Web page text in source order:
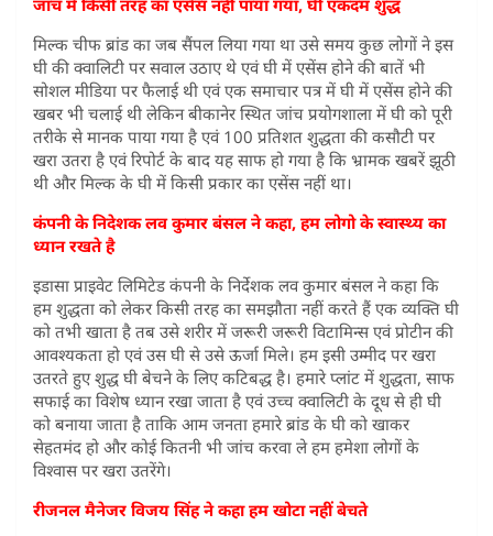
मिल्क चीफ ब्रांड का जब सैंपल लिया गया था उसे समय कुछ लोगों ने इस
घी की क्वालिटी पर सवाल उठाए थे एवं घी में एसेंस होने की बातें भी
सोशल मीडिया पर फैलाई थी एवं एक समाचार पत्र में घी में एसेंस होने की
खबर भी चलाई थी लेकिन बीकानेर स्थित जांच प्रयोगशाला में घी को पूरी
तरीके से मानक पाया गया है एवं 100 प्रतिशत शुद्धता की कसौटी पर
खरा उतरा है एवं रिपोर्ट के बाद यह साफ हो गया है कि भ्रामक खबरें झूठी
थी और मिल्क के घी में किसी प्रकार का एसेंस नहीं था।
कंपनी के निदेशक लव कुमार बंसल ने कहा, हम लोगो के स्वास्थ्य का
ध्यान रखते है
इडासा प्राइवेट लिमिटेड कंपनी के निर्देशक लव कुमार बंसल ने कहा कि
हम शुद्धता को लेकर किसी तरह का समझौता नहीं करते हैं एक व्यक्ति घी
को तभी खाता है तब उसे शरीर में जरूरी जरूरी विटामिन्स एवं प्रोटीन की
आवश्यकता हो एवं उस घी से उसे ऊर्जा मिले। हम इसी उम्मीद पर खरा
उतरते हुए शुद्ध घी बेचने के लिए कटिबद्ध है। हमारे प्लांट में शुद्धता, साफ
सफाई का विशेष ध्यान रखा जाता है एवं उच्च क्वालिटी के दूध से ही घी
को बनाया जाता है ताकि आम जनता हमारे ब्रांड के घी को खाकर
सेहतमंद हो और कोई कितनी भी जांच करवा ले हम हमेशा लोगों के
विश्वास पर खरा उतरेंगे।
रीजनल मैनेजर विजय सिंह ने कहा हम खोटा नहीं बेचते